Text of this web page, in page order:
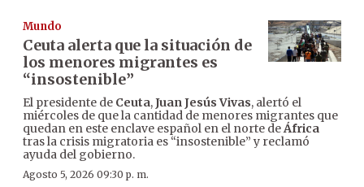
Mundo
Ceuta alerta que la situación de
los menores migrantes es
“insostenible”
El presidente de Ceuta,Juan Jesús Vivas, alertó el
miércoles de que la cantidad de menores migrantes que
quedan en este enclave español en el norte deÁfrica
tras la crisis migratoria es “insostenible” y reclamó
ayuda del gobierno.
Agosto 5, 2026 09:30 p. m.